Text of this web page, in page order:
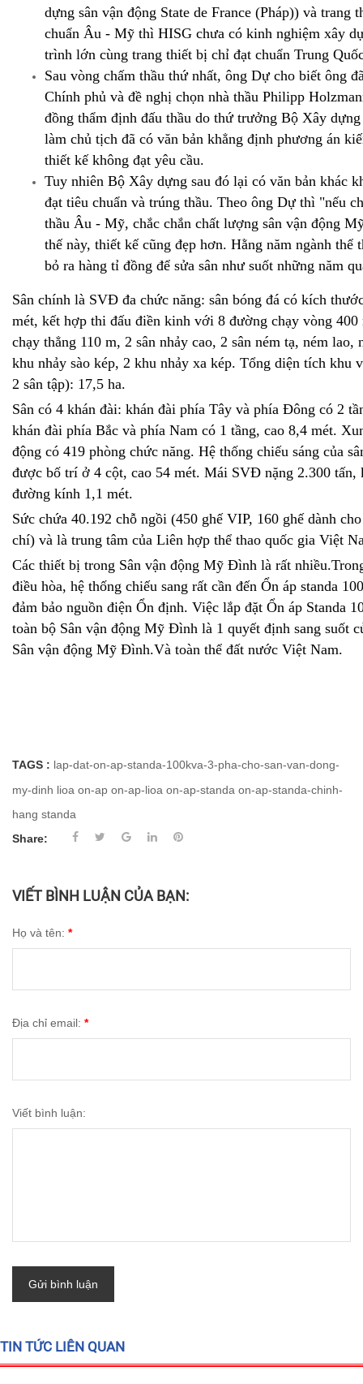
dựng sân vận động State de France (Pháp)) và trang
chuẩn Âu - Mỹ thì HISG chưa có kinh nghiệm xây
trình lớn cùng trang thiết bị chỉ đạt chuẩn Trung
Sau vòng chấm thầu thứ nhất, ông Dự cho biết ông
Chính phủ và đề nghị chọn nhà thầu Philipp
đồng thẩm định đấu thầu do thứ trưởng Bộ Xây
làm chủ tịch đã có văn bản khẳng định phương án
thiết kế không đạt yêu cầu.
Tuy nhiên Bộ Xây dựng sau đó lại có văn bản khác
đạt tiêu chuẩn và trúng thầu. Theo ông Dự thì "nếu
thầu Âu - Mỹ, chắc chắn chất lượng sân vận động
thế này, thiết kế cũng đẹp hơn. Hằng năm ngành thể
bỏ ra hàng tỉ đồng để sửa sân như suốt những năm
Sân chính là SVĐ đa chức năng: sân bóng đá có kích
mét, kết hợp thi đấu điền kinh với 8 đường chạy vòng 400
chạy thẳng 110 m, 2 sân nhảy cao, 2 sân ném tạ, ném lao,
khu nhảy sào kép, 2 khu nhảy xa kép. Tổng diện tích khu
2 sân tập): 17,5 ha.
Sân có 4 khán đài: khán đài phía Tây và phía Đông có 2
khán đài phía Bắc và phía Nam có 1 tầng, cao 8,4 mét.
động có 419 phòng chức năng. Hệ thống chiếu sáng của
được bố trí ở 4 cột, cao 54 mét. Mái SVĐ nặng 2.300 tấn,
đường kính 1,1 mét.
Sức chứa 40.192 chỗ ngồi (450 ghế VIP, 160 ghế dành
chí) và là trung tâm của Liên hợp thể thao quốc gia Việt
Các thiết bị trong Sân vận động Mỹ Đình là rất
điều hòa, hệ thống chiếu sang rất cần đến Ổn áp standa
đảm bảo nguồn điện Ổn định. Việc lắp đặt Ổn áp Standa
toàn bộ Sân vận động Mỹ Đình là 1 quyết định sang suốt
Sân vận động Mỹ Đình.Và toàn thể đất nước Việt Nam.
TAGS : lap-dat-on-ap-standa-100kva-3-pha-cho-san-van-dong-
my-dinh lioa on-ap on-ap-lioa on-ap-standa on-ap-standa-chinh-
hang standa
Share:
VIẾT BÌNH LUẬN CỦA BẠN:
Họ và tên: *
Địa chỉ email: *
Viết bình luận:
Gửi bình luận
TIN TỨC LIÊN QUAN